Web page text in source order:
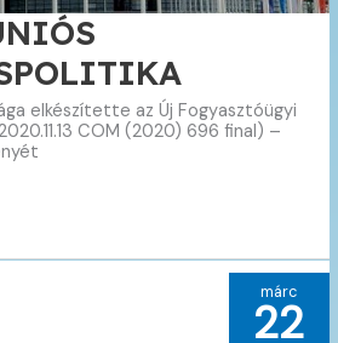
elkészítette az Új Fogyasztóügyi
COM (2020) 696 final) –
márc
22